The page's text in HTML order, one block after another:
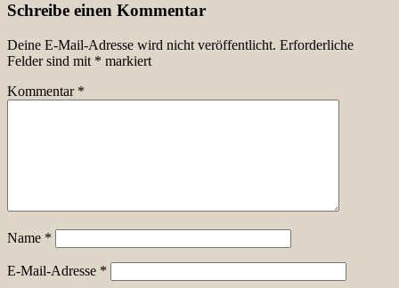
Schreibe einen Kommentar
Deine E-Mail-Adresse wird nicht veröffentlicht. Erforderliche
Felder sind mit * markiert
Kommentar *
Name *
E-Mail-Adresse *